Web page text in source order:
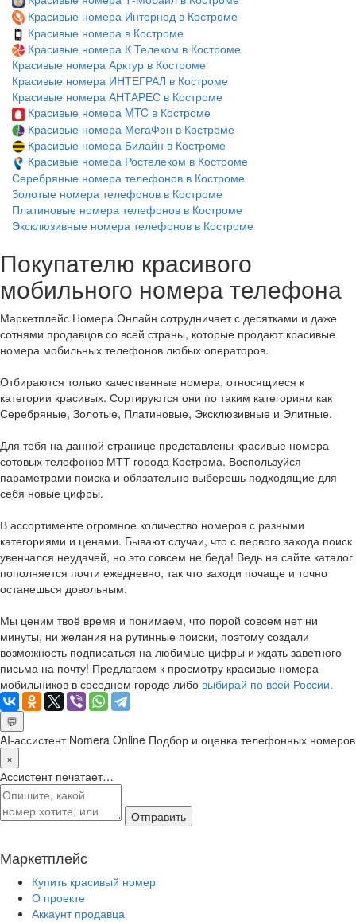
Красивые номера Интернод в Костроме
Красивые номера в Костроме
Красивые номера К Телеком в Костроме
Красивые номера Арктур в Костроме
Красивые номера ИНТЕГРАЛ в Костроме
Красивые номера АНТАРЕС в Костроме
Красивые номера MTC в Костроме
Красивые номера МегаФон в Костроме
Красивые номера Билайн в Костроме
Красивые номера Ростелеком в Костроме
Серебряные номера телефонов в Костроме
Золотые номера телефонов в Костроме
Платиновые номера телефонов в Костроме
Эксклюзивные номера телефонов в Костроме
Покупателю красивого
мобильного номера телефона
Маркетплейс Номера Онлайн сотрудничает с десятками и даже
сотнями продавцов со всей страны, которые продают красивые
номера мобильных телефонов любых операторов.
Отбираются только качественные номера, относящиеся к
категории красивых. Сортируются они по таким категориям как
Серебряные, Золотые, Платиновые, Эксклюзивные и Элитные.
Для тебя на данной странице представлены красивые номера
сотовых телефонов МТТ города Кострома. Воспользуйся
параметрами поиска и обязательно выберешь подходящие для
себя новые цифры.
В ассортименте огромное количество номеров с разными
категориями и ценами. Бывают случаи, что с первого захода поиск
увенчался неудачей, но это совсем не беда! Ведь на сайте каталог
пополняется почти ежедневно, так что заходи почаще и точно
останешься довольным.
Мы ценим твоё время и понимаем, что порой совсем нет ни
минуты, ни желания на рутинные поиски, поэтому создали
возможность подписаться на любимые цифры и ждать заветного
письма на почту! Предлагаем к просмотру красивые номера
мобильников в соседнем городе либо выбирай по всей России.
💬
AI-ассистент Nomera Online Подбор и оценка телефонных номеров
×
Ассистент печатает…
Отправить
Маркетплейс
Купить красивый номер
О проекте
Аккаунт продавца